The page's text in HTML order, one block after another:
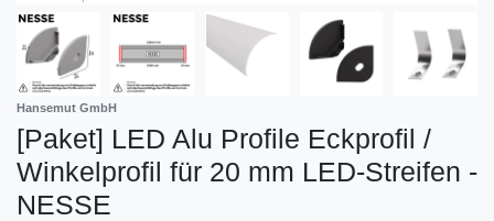
Hansemut GmbH
[Paket] LED Alu Profile Eckprofil /
Winkelprofil für 20 mm LED-Streifen -
NESSE